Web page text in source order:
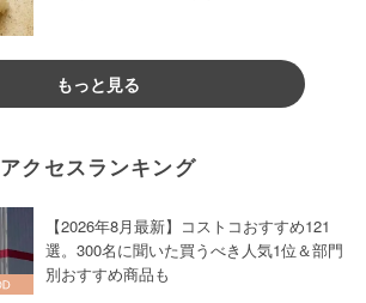
もっと見る
アクセスランキング
【2026年8月最新】コストコおすすめ121
選。300名に聞いた買うべき人気1位＆部門
別おすすめ商品も